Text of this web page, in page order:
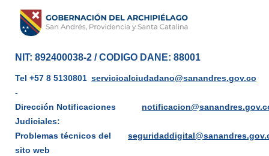
NIT: 892400038-2 / CODIGO DANE: 88001
Tel +57 8 5130801
-
servicioalciudadano@sanandres.gov.co
Dirección Notificaciones
Judiciales:
Problemas técnicos del
sito web